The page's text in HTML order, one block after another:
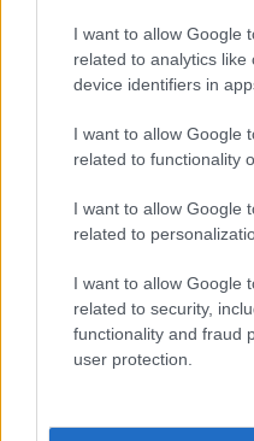
I want to allow Google
related to analytics like
device identifiers in
I want to allow Google
related to functionality
I want to allow Google
related to
I want to allow Google
related to security,
functionality and fraud
user protection.